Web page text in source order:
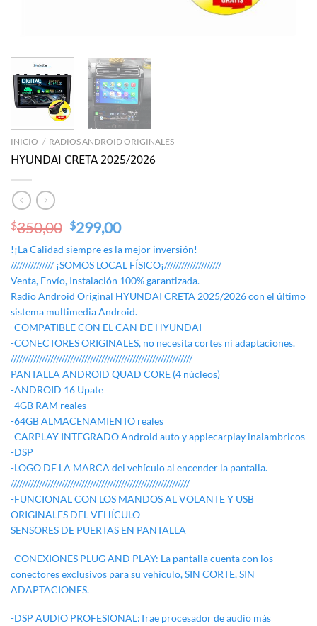
INICIO / RADIOS ANDROID ORIGINALES
HYUNDAI CRETA 2025/2026
$350,00 Original
was:
$350,00.
$299,00Current
is:
$299,00.
!¡La Calidad siempre es la mejor inversión!
/////////////// ¡SOMOS LOCAL FÍSICO¡////////////////////
Venta, Envío, Instalación 100% garantizada.
Radio Android Original HYUNDAI CRETA 2025/2026 con el último
sistema multimedia Android.
-COMPATIBLE CON EL CAN DE HYUNDAI
-CONECTORES ORIGINALES, no necesita cortes ni adaptaciones.
////////////////////////////////////////////////////////////////
PANTALLA ANDROID QUAD CORE (4 núcleos)
-ANDROID 16 Upate
-4GB RAM reales
-64GB ALMACENAMIENTO reales
-CARPLAY INTEGRADO Android auto y applecarplay inalambricos
-DSP
-LOGO DE LA MARCA del vehículo al encender la pantalla.
///////////////////////////////////////////////////////////////
-FUNCIONAL CON LOS MANDOS AL VOLANTE Y USB
ORIGINALES DEL VEHÍCULO
SENSORES DE PUERTAS EN PANTALLA
-CONEXIONES PLUG AND PLAY: La pantalla cuenta con los
conectores exclusivos para su vehículo, SIN CORTE, SIN
ADAPTACIONES.
-DSP AUDIO PROFESIONAL:Trae procesador de audio más